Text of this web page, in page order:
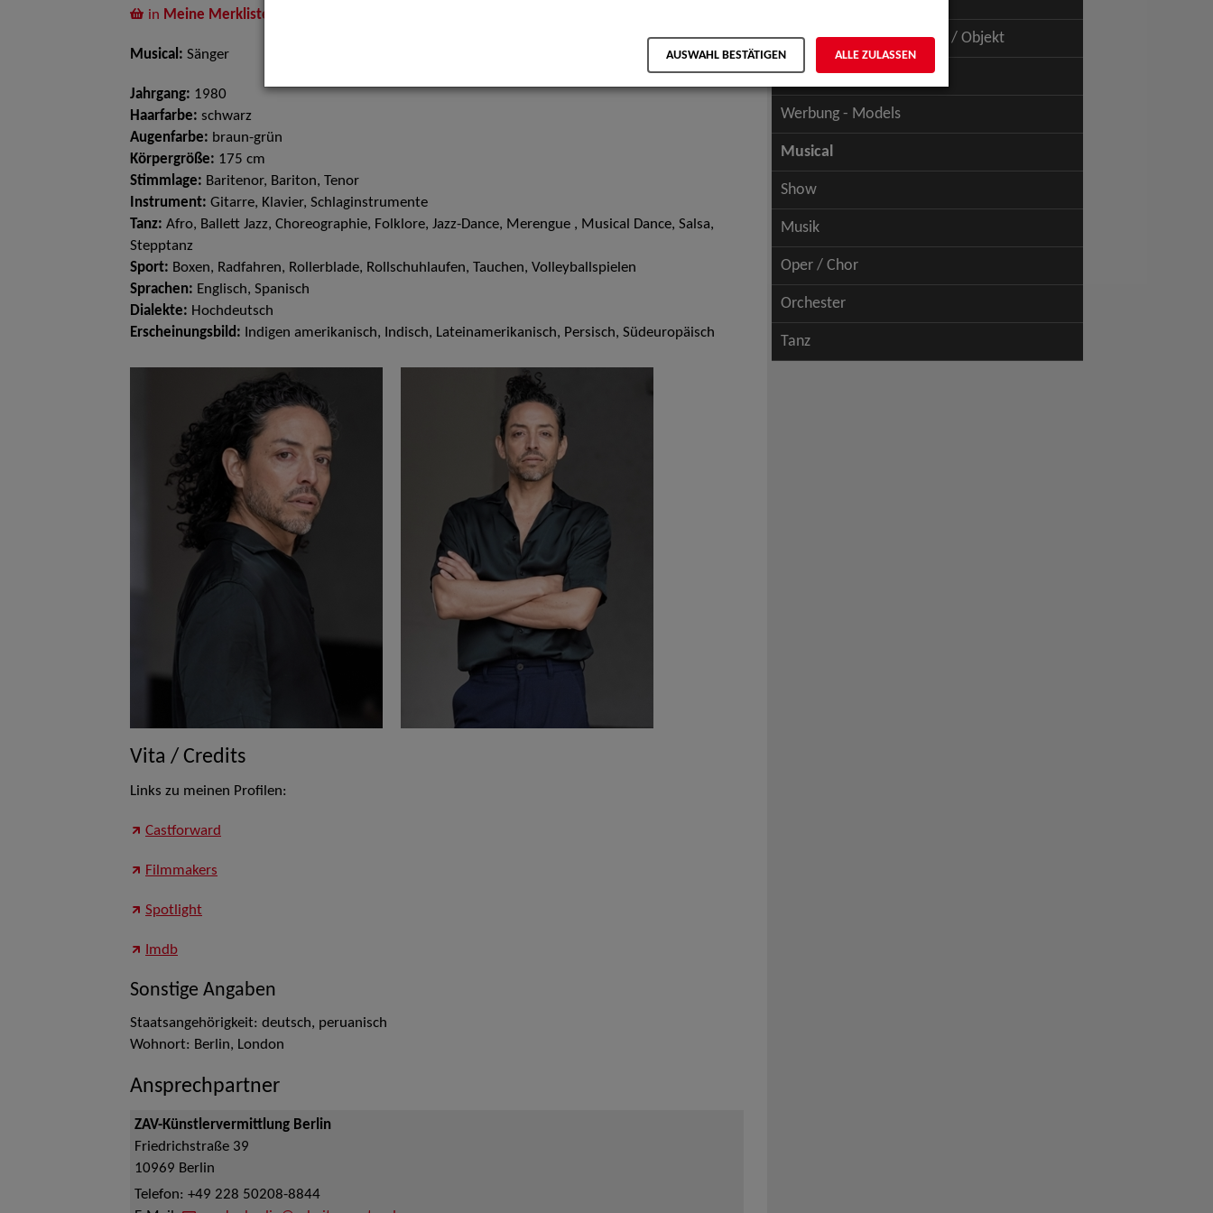
in Meine Merkliste
Musical: Sänger
Jahrgang: 1980
Haarfarbe: schwarz
Augenfarbe: braun-grün
Körpergröße: 175 cm
Stimmlage: Baritenor, Bariton, Tenor
Instrument: Gitarre, Klavier, Schlaginstrumente
Tanz: Afro, Ballett Jazz, Choreographie, Folklore, Jazz-Dance, Merengue , Musical Dance, Salsa,
Stepptanz
Sport: Boxen, Radfahren, Rollerblade, Rollschuhlaufen, Tauchen, Volleyballspielen
Sprachen: Englisch, Spanisch
Dialekte: Hochdeutsch
Erscheinungsbild: Indigen amerikanisch, Indisch, Lateinamerikanisch, Persisch, Südeuropäisch
Vita / Credits
Links zu meinen Profilen:
Castforward
Filmmakers
Spotlight
Imdb
Sonstige Angaben
Staatsangehörigkeit: deutsch, peruanisch
Wohnort: Berlin, London
Ansprechpartner
ZAV-Künstlervermittlung Berlin
Friedrichstraße 39
10969 Berlin
Telefon: +49 228 50208-8844
Schauspiel - Figur / Puppe / Objekt
Werbung - Talents
Werbung - Models
Musical
Show
Musik
Oper / Chor
Orchester
Tanz
AUSWAHL BESTÄTIGEN ALLE ZULASSEN